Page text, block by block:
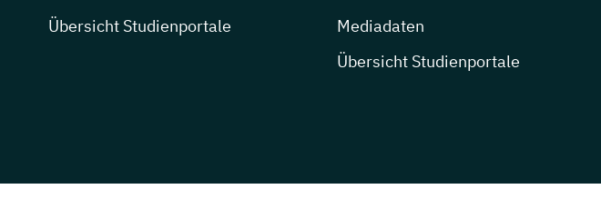
Übersicht Studienportale
Mediadaten
Übersicht Studienportale